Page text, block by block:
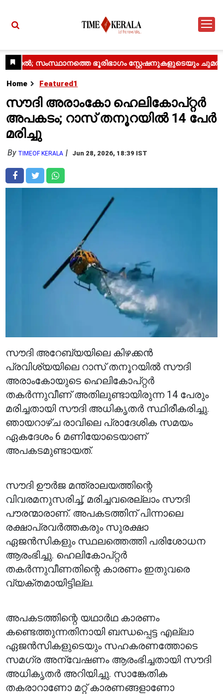
Home Featured1
സൗദി അരാംകോ ഹെലികോപ്റ്റർ
അപകടം; റാസ് തനൂറയിൽ 14 പേർ
മരിച്ചു
By TIMEOF KERALA Jun 28, 2026, 18:39 IST
സൗദി അറേബ്യയിലെ കിഴക്കൻ
പ്രവിശ്യയിലെ റാസ് തനൂറയിൽ സൗദി
അരാംകോയുടെ ഹെലികോപ്റ്റർ
തകർന്നുവീണ് അതിലുണ്ടായിരുന്ന 14 പേരും
മരിച്ചതായി സൗദി അധികൃതർ സ്ഥിരീകരിച്ചു.
ഞായറാഴ്ച രാവിലെ പ്രാദേശിക സമയം
ഏകദേശം 6 മണിയോടെയാണ്
അപകടമുണ്ടായത്.
സൗദി ഊർജ മന്ത്രാലയത്തിന്റെ
വിവരമനുസരിച്ച്, മരിച്ചവരെല്ലാം സൗദി
പൗരന്മാരാണ്. അപകടത്തിന് പിന്നാലെ
രക്ഷാപ്രവർത്തകരും സുരക്ഷാ
ഏജൻസികളും സ്ഥലത്തെത്തി പരിശോധന
ആരംഭിച്ചു. ഹെലികോപ്റ്റർ
തകർന്നുവീണതിന്റെ കാരണം ഇതുവരെ
വ്യക്തമായിട്ടില്ല.
അപകടത്തിന്റെ യഥാർഥ കാരണം
കണ്ടെത്തുന്നതിനായി ബന്ധപ്പെട്ട എല്ലാ
ഏജൻസികളുടെയും സഹകരണത്തോടെ
സമഗ്ര അന്വേഷണം ആരംഭിച്ചതായി സൗദി
അധികൃതർ അറിയിച്ചു. സാങ്കേതിക
തകരാറാണോ മറ്റ് കാരണങ്ങളാണോ